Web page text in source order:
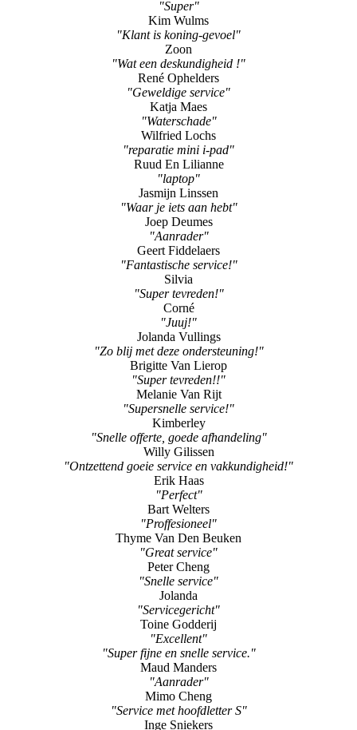
"Super"
Kim Wulms
"Klant is koning-gevoel"
Zoon
"Wat een deskundigheid !"
René Ophelders
"Geweldige service"
Katja Maes
"Waterschade"
Wilfried Lochs
"reparatie mini i-pad"
Ruud En Lilianne
"laptop"
Jasmijn Linssen
"Waar je iets aan hebt"
Joep Deumes
"Aanrader"
Geert Fiddelaers
"Fantastische service!"
Silvia
"Super tevreden!"
Corné
"Juuj!"
Jolanda Vullings
"Zo blij met deze ondersteuning!"
Brigitte Van Lierop
"Super tevreden!!"
Melanie Van Rijt
"Supersnelle service!"
Kimberley
"Snelle offerte, goede afhandeling"
Willy Gilissen
"Ontzettend goeie service en vakkundigheid!"
Erik Haas
"Perfect"
Bart Welters
"Proffesioneel"
Thyme Van Den Beuken
"Great service"
Peter Cheng
"Snelle service"
Jolanda
"Servicegericht"
Toine Godderij
"Excellent"
"Super fijne en snelle service."
Maud Manders
"Aanrader"
Mimo Cheng
"Service met hoofdletter S"
Inge Sniekers